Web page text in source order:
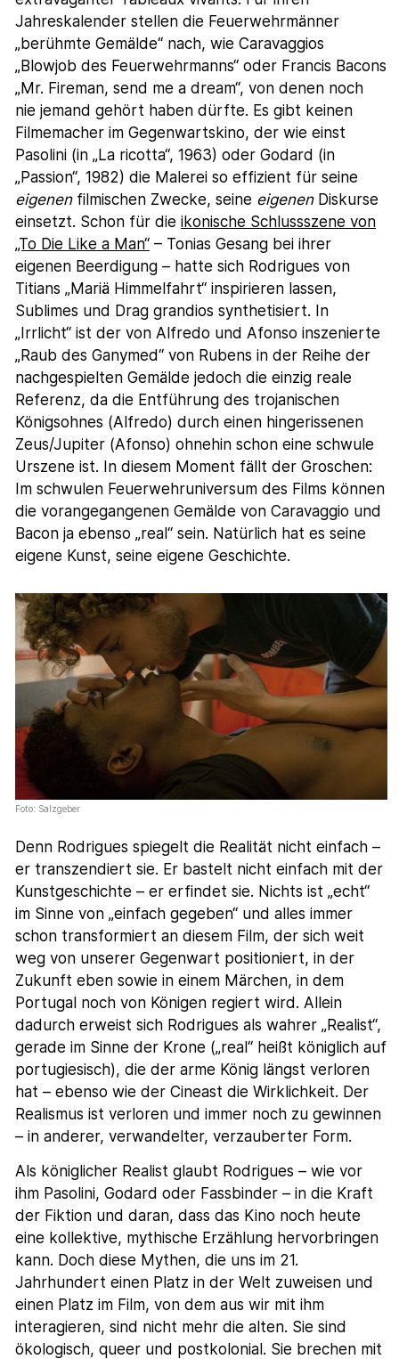
Jahreskalender stellen die Feuerwehrmänner
„berühmte Gemälde“ nach, wie Caravaggios
„Blowjob des Feuerwehrmanns“ oder Francis Bacons
„Mr. Fireman, send me a dream“, von denen noch
nie jemand gehört haben dürfte. Es gibt keinen
Filmemacher im Gegenwartskino, der wie einst
Pasolini (in „La ricotta“, 1963) oder Godard (in
„Passion“, 1982) die Malerei so effizient für seine
eigenenfilmischen Zwecke, seine eigenenDiskurse
einsetzt. Schon für dieikonische Schlussszene von
„To Die Like a Man“ – Tonias Gesang bei ihrer
eigenen Beerdigung – hatte sich Rodrigues von
Titians „Mariä Himmelfahrt“ inspirieren lassen,
Sublimes und Drag grandios synthetisiert. In
„Irrlicht“ ist der von Alfredo und Afonso inszenierte
„Raub des Ganymed“ von Rubens in der Reihe der
nachgespielten Gemälde jedoch die einzig reale
Referenz, da die Entführung des trojanischen
Königsohnes (Alfredo) durch einen hingerissenen
Zeus/Jupiter (Afonso) ohnehin schon eine schwule
Urszene ist. In diesem Moment fällt der Groschen:
Im schwulen Feuerwehruniversum des Films können
die vorangegangenen Gemälde von Caravaggio und
Bacon ja ebenso „real“ sein. Natürlich hat es seine
eigene Kunst, seine eigene Geschichte.
Foto: Salzgeber
Denn Rodrigues spiegelt die Realität nicht einfach –
er transzendiert sie. Er bastelt nicht einfach mit der
Kunstgeschichte – er erfindet sie. Nichts ist „echt“
im Sinne von „einfach gegeben“ und alles immer
schon transformiert an diesem Film, der sich weit
weg von unserer Gegenwart positioniert, in der
Zukunft eben sowie in einem Märchen, in dem
Portugal noch von Königen regiert wird. Allein
dadurch erweist sich Rodrigues als wahrer „Realist“,
gerade im Sinne der Krone („real“ heißt königlich auf
portugiesisch), die der arme König längst verloren
hat – ebenso wie der Cineast die Wirklichkeit. Der
Realismus ist verloren und immer noch zu gewinnen
– in anderer, verwandelter, verzauberter Form.
Als königlicher Realist glaubt Rodrigues – wie vor
ihm Pasolini, Godard oder Fassbinder – in die Kraft
der Fiktion und daran, dass das Kino noch heute
eine kollektive, mythische Erzählung hervorbringen
kann. Doch diese Mythen, die uns im 21.
Jahrhundert einen Platz in der Welt zuweisen und
einen Platz im Film, von dem aus wir mit ihm
interagieren, sind nicht mehr die alten. Sie sind
ökologisch, queer und postkolonial. Sie brechen mit